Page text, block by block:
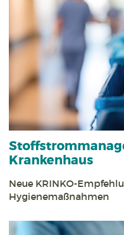
Krankenhaus
Neue KRINKO-
Hygienemaßnahmen